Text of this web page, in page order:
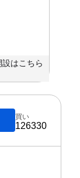
買い
126330